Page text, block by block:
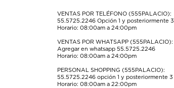
formularioformulario
de
formulario
de
formulario
de
formulario
de
envío.
VENTAS POR TELÉFONO (555PALACIO):
55.5725.2246 Opción 1 y posteriormente 3
Horario: 08:00am a 24:00pm
VENTAS POR WHATSAPP (555PALACIO):
Agregar en whatsapp 55.5725.2246
Horario: 08:00am a 24:00pm
PERSONAL SHOPPING (555PALACIO):
55.5725.2246 opción 1 y posteriormente 3
Horario: 08:00am a 22:00pm